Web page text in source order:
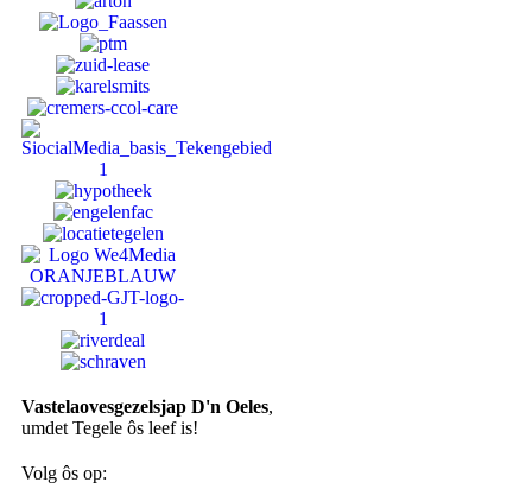
Vastelaovesgezelsjap D'n Oeles,
umdet Tegele ôs leef is!
Volg ôs op: